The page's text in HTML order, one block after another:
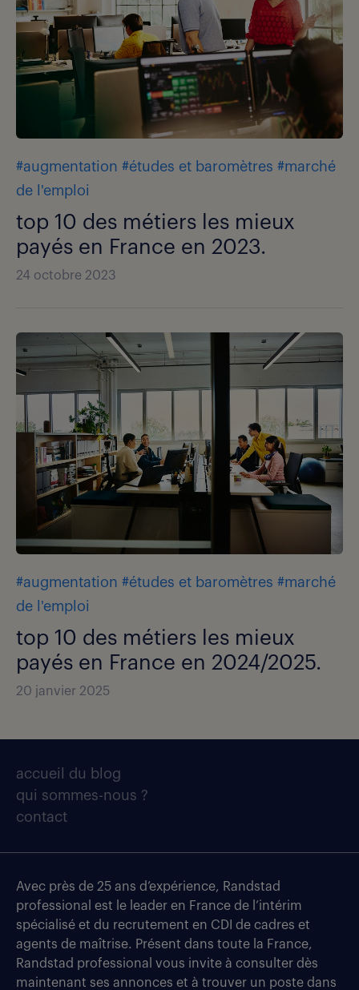
#augmentation #études et baromètres #marché
de l'emploi
top 10 des métiers les mieux
payés en France en 2023.
24 octobre 2023
#augmentation #études et baromètres #marché
de l'emploi
top 10 des métiers les mieux
payés en France en 2024/2025.
20 janvier 2025
accueil du blog
qui sommes-nous ?
contact
Avec près de 25 ans d’expérience, Randstad
professional est le leader en France de l’intérim
spécialisé et du recrutement en CDI de cadres et
agents de maîtrise. Présent dans toute la France,
Randstad professional vous invite à consulter dès
maintenant ses annonces et à trouver un poste dans